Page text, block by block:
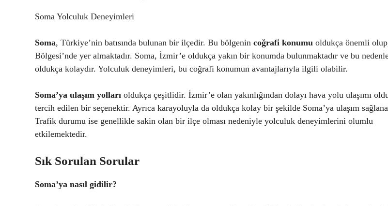
Soma Yolculuk Deneyimleri
Soma, Türkiye’nin batısında bulunan bir ilçedir. Bu bölgenin coğrafi konumu oldukça önemli
Bölgesi’nde yer almaktadır. Soma, İzmir’e oldukça yakın bir konumda bulunmaktadır ve bu
oldukça kolaydır. Yolculuk deneyimleri, bu coğrafi konumun avantajlarıyla ilgili olabilir.
Soma’ya ulaşım yolları oldukça çeşitlidir. İzmir’e olan yakınlığından dolayı hava yolu ulaşımı
tercih edilen bir seçenektir. Ayrıca karayoluyla da oldukça kolay bir şekilde Soma’ya ulaşım
Trafik durumu ise genellikle sakin olan bir ilçe olması nedeniyle yolculuk deneyimlerini olumlu
etkilemektedir.
Sık Sorulan Sorular
Soma’ya nasıl gidilir?